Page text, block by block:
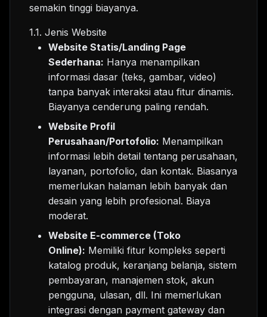
semakin tinggi biayanya.
1.1. Jenis Website
Website Statis/Landing Page
Sederhana: Hanya menampilkan
informasi dasar (teks, gambar, video)
tanpa banyak interaksi atau fitur dinamis.
Biayanya cenderung paling rendah.
Website Profil
Perusahaan/Portofolio: Menampilkan
informasi lebih detail tentang perusahaan,
layanan, portofolio, dan kontak. Biasanya
memerlukan halaman lebih banyak dan
desain yang lebih profesional. Biaya
moderat.
Website E-commerce (Toko
Online): Memiliki fitur kompleks seperti
katalog produk, keranjang belanja, sistem
pembayaran, manajemen stok, akun
pengguna, ulasan, dll. Ini memerlukan
integrasi dengan payment gateway dan